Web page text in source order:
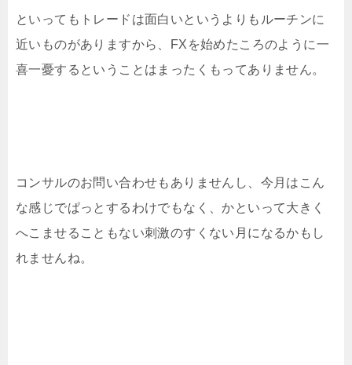
といってもトレードは面白いというよりもルーチンに
近いものがありますから、FXを始めたころのように一
喜一憂するということはまったくもってありません。
コンサルのお問い合わせもありませんし、今月はこん
な感じでぱっとするわけでもなく、かといって大きく
へこませることもない刺激のすくない月になるかもし
れませんね。